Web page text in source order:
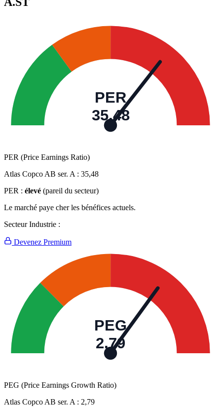
PER
35,48
PER (Price Earnings Ratio)
Atlas Copco AB ser. A : 35,48
PER : élevé (pareil du secteur)
Le marché paye cher les bénéfices actuels.
Secteur Industrie :
Devenez Premium
PEG
2,79
PEG (Price Earnings Growth Ratio)
Atlas Copco AB ser. A : 2,79